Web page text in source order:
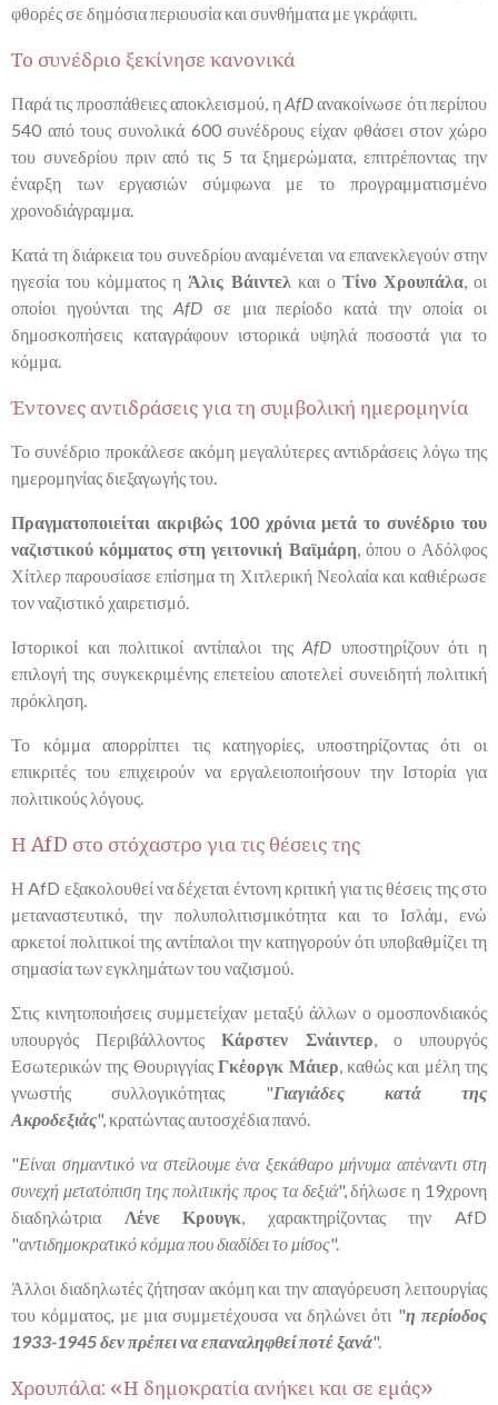
φθορές σε δημόσια περιουσία και συνθήματα με γκράφιτι.
Το συνέδριο ξεκίνησε κανονικά
Παρά τις προσπάθειες αποκλεισμού, ηAfDανακοίνωσε ότι περίπου
540 από τους συνολικά 600 συνέδρους είχαν φθάσει στον χώρο
του συνεδρίου πριν από τις 5 τα ξημερώματα, επιτρέποντας την
έναρξη των εργασιών σύμφωνα με το προγραμματισμένο
χρονοδιάγραμμα.
Κατά τη διάρκεια του συνεδρίου αναμένεται να επανεκλεγούν στην
ηγεσία του κόμματος η Άλις Βάιντελ και ο Τίνο Χρουπάλα, οι
οποίοι ηγούνται της AfDσε μια περίοδο κατά την οποία οι
δημοσκοπήσεις καταγράφουν ιστορικά υψηλά ποσοστά για το
κόμμα.
Έντονες αντιδράσεις για τη συμβολική ημερομηνία
Το συνέδριο προκάλεσε ακόμη μεγαλύτερες αντιδράσεις λόγω της
ημερομηνίας διεξαγωγής του.
Πραγματοποιείται ακριβώς 100 χρόνια μετά το συνέδριο του
ναζιστικού κόμματος στη γειτονική Βαϊμάρη , όπου ο Αδόλφος
Χίτλερ παρουσίασε επίσημα τη Χιτλερική Νεολαία και καθιέρωσε
τον ναζιστικό χαιρετισμό.
Ιστορικοί και πολιτικοί αντίπαλοι τηςAfD υποστηρίζουν ότι η
επιλογή της συγκεκριμένης επετείου αποτελεί συνειδητή πολιτική
πρόκληση.
Το κόμμα απορρίπτει τις κατηγορίες, υποστηρίζοντας ότι οι
επικριτές του επιχειρούν να εργαλειοποιήσουν την Ιστορία για
πολιτικούς λόγους.
Η AfD στο στόχαστρο για τις θέσεις της
Η AfD εξακολουθεί να δέχεται έντονη κριτική για τις θέσεις της στο
μεταναστευτικό, την πολυπολιτισμικότητα και το Ισλάμ, ενώ
αρκετοί πολιτικοί της αντίπαλοι την κατηγορούν ότι υποβαθμίζει τη
σημασία των εγκλημάτων του ναζισμού.
Στις κινητοποιήσεις συμμετείχαν μεταξύ άλλων ο ομοσπονδιακός
υπουργός ΠεριβάλλοντοςΚάρστεν Σνάιντερ , ο υπουργός
Εσωτερικών της ΘουριγγίαςΓκέοργκ Μάιερ , καθώς και μέλη της
γνωστής συλλογικότητας "Γιαγιάδες κατά της
Ακροδεξιάς", κρατώντας αυτοσχέδια πανό.
"Είναι σημαντικό να στείλουμε ένα ξεκάθαρο μήνυμα απέναντι στη
συνεχή μετατόπιση της πολιτικής προς τα δεξιά", δήλωσε η 19χρονη
διαδηλώτρια Λένε Κρουγκ , χαρακτηρίζοντας την AfD
"αντιδημοκρατικό κόμμα που διαδίδει το μίσος".
Άλλοι διαδηλωτές ζήτησαν ακόμη και την απαγόρευση λειτουργίας
του κόμματος, με μια συμμετέχουσα να δηλώνει ότι "η περίοδος
1933-1945 δεν πρέπει να επαναληφθεί ποτέ ξανά".
Χρουπάλα: «Η δημοκρατία ανήκει και σε εμάς»